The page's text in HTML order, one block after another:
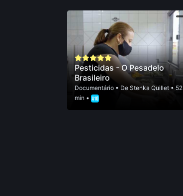
Pesticidas - O Pesadelo
Brasileiro
Documentário• De Stenka Quillet• 52
min •